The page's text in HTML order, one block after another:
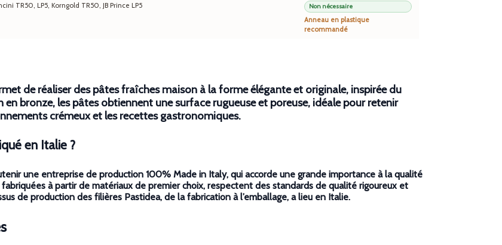
TR50, LP5, Korngold TR50, JB Prince LP5 Non nécessaire
Anneau en plastique
recommandé
de réaliser des pâtes fraîches maison à la forme élégante et originale, inspirée du
bronze, les pâtes obtiennent une surface rugueuse et poreuse, idéale pour retenir
crémeux et les recettes gastronomiques.
en Italie ?
une entreprise de production 100% Made in Italy, qui accorde une grande importance à la qualité
à partir de matériaux de premier choix, respectent des standards de qualité rigoureux et
de production des filières Pastidea, de la fabrication à l’emballage, a lieu en Italie.